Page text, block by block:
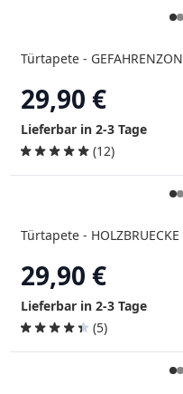
Türtapete -
29,90 €
Lieferbar in 2-3 Tage
(12)
Türtapete -
29,90 €
Lieferbar in 2-3 Tage
(5)